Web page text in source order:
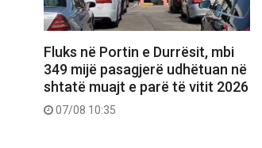
Fluks në Portin e Durrësit, mbi
349 mijë pasagjerë udhëtuan në
shtatë muajt e parë të vitit 2026
07/08 10:35